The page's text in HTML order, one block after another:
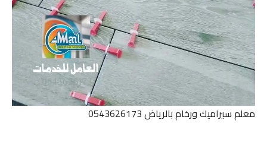
معلم سيراميك ورخام بالرياض 0543626173